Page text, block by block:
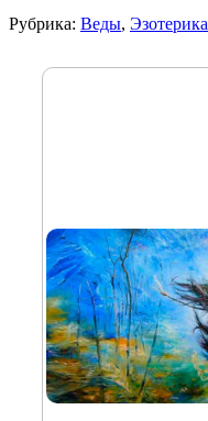
Рубрика: Веды, Эзотерика